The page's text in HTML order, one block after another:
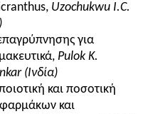
Uzochukwu I.C.
για
Pulok K.
(Ινδία)
και ποσοτική
και